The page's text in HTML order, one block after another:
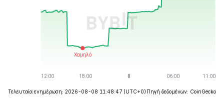
Τελευταία ενημέρωση: 2026-08-08 11:48:47 (UTC+0) Πηγή δεδομένων: CoinGecko